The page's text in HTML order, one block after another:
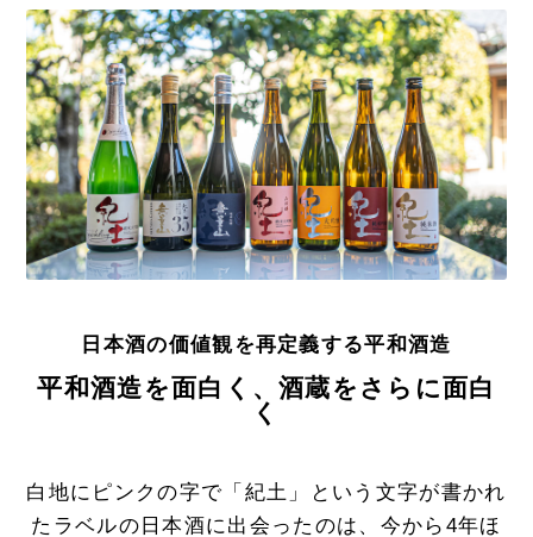
日本酒の価値観を再定義する平和酒造
平和酒造を面白く、酒蔵をさらに面白
く
白地にピンクの字で「紀土」という文字が書かれ
たラベルの日本酒に出会ったのは、今から4年ほ